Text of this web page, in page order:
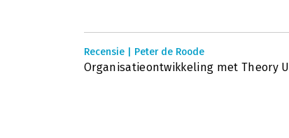
Recensie | Peter de Roode
Organisatieontwikkeling met Theory U